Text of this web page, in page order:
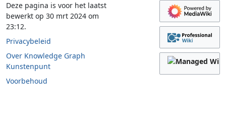
Deze pagina is voor het laatst
bewerkt op 30 mrt 2024 om
23:12.
Privacybeleid
Over Knowledge Graph
Kunstenpunt
Voorbehoud